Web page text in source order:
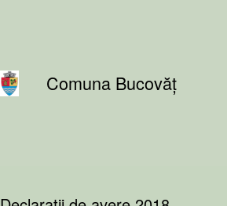
Comuna Bucovăț